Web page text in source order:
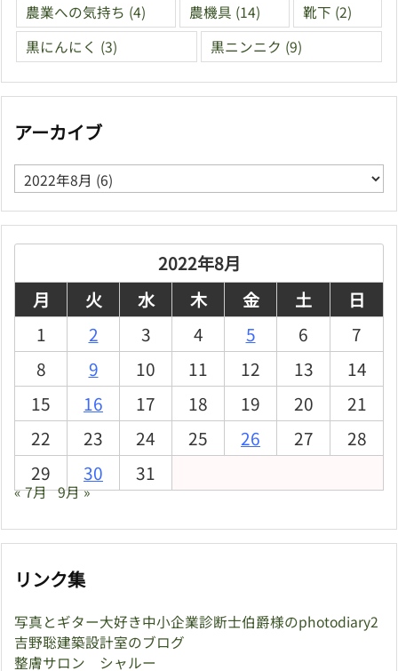
農業への気持ち (4) 農機具 (14) 靴下 (2)
黒にんにく (3) 黒ニンニク (9)
アーカイブ
ア
ー
カ
2022年8月
月
火 水 木 金 土
日
1
2 3 4 5 6
7
8
9 10 11 12 13
14
15
16 17 18 19 20
21
22
23 24 25 26 27
28
29
30 31
« 7月 9月 »
リンク集
写真とギター大好き中小企業診断士伯爵様のphotodiary2
吉野聡建築設計室のブログ
整膚サロン シャルー